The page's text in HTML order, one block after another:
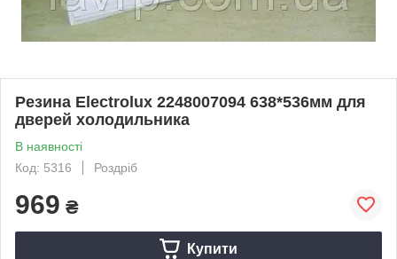
Резина Electrolux 2248007094 638*536мм для
дверей холодильника
В наявності
Код: 5316
Роздріб
969 ₴
Купити